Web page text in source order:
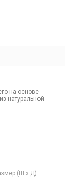
(Ш х Д)
на основе
натуральной